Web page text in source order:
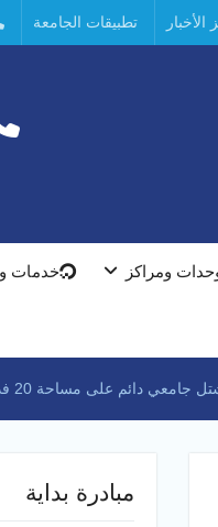
تطبيقات الجامعة
ومراكز خدمات
دائم على مساحة 20 فدان
مبادرة بداية